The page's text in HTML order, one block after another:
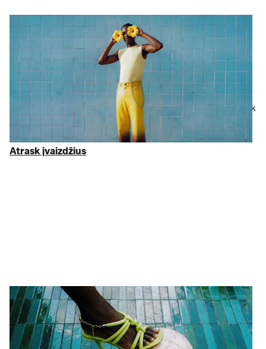
Įspūdingas stilius, mažai
pastangų
Tavo patikimiausiaišparduotuvė internete
. Nesvarbu, ar ieškai
moteriškų drabužių
, stilingovyriško įvaizdžioar konkretaus
pirkinio, kainas sumažinome iki 75 % nuo RMK. Tik
tai, kas svarbu – patinkantys prekių ženklai, įskaitant
Atrask įvaizdžius
Avalynė ir aksesuarai
Detalės reiškia daugiau, nei
manai…